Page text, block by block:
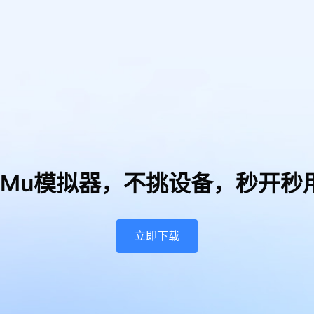
模拟器， 不挑设备，秒开秒
立即下载